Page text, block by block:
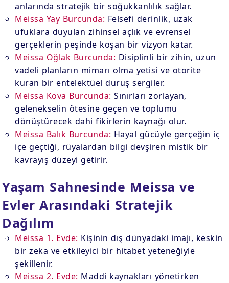
anlarında stratejik bir soğukkanlılık sağlar.
Meissa Yay Burcunda: Felsefi derinlik, uzak
ufuklara duyulan zihinsel açlık ve evrensel
gerçeklerin peşinde koşan bir vizyon katar.
Meissa Oğlak Burcunda: Disiplinli bir zihin, uzun
vadeli planların mimarı olma yetisi ve otorite
kuran bir entelektüel duruş sergiler.
Meissa Kova Burcunda: Sınırları zorlayan,
gelenekselin ötesine geçen ve toplumu
dönüştürecek dahi fikirlerin kaynağı olur.
Meissa Balık Burcunda: Hayal gücüyle gerçeğin iç
içe geçtiği, rüyalardan bilgi devşiren mistik bir
kavrayış düzeyi getirir.
Yaşam Sahnesinde Meissa ve
Evler Arasındaki Stratejik
Dağılım
Meissa 1. Evde: Kişinin dış dünyadaki imajı, keskin
bir zeka ve etkileyici bir hitabet yeteneğiyle
şekillenir.
Meissa 2. Evde: Maddi kaynakları yönetirken